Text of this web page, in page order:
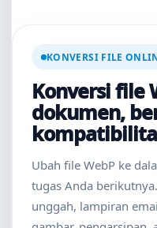
KONVERSI FILE
Konversi file
dokumen,
Ubah file WebP ke
tugas Anda
unggah, lampiran